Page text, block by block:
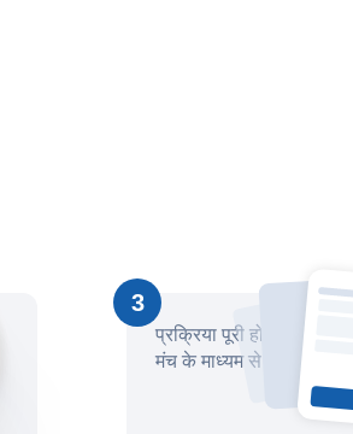
3
प्रक्रिया पूरी होने तक
मंच के माध्यम से अपने वकील